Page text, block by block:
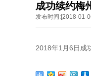
成功续约梅
发布时间:[2018-01-
2018年1月6日成